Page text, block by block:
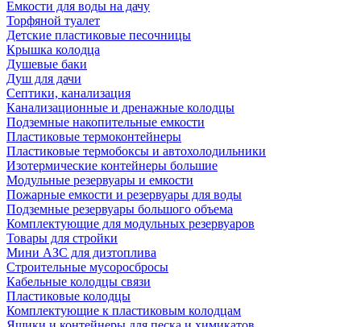
Емкости для воды на дачу
Торфяной туалет
Детские пластиковые песочницы
Крышка колодца
Душевые баки
Душ для дачи
Септики, канализация
Канализационные и дренажные колодцы
Подземные накопительные емкости
Пластиковые термоконтейнеры
Пластиковые термобоксы и автохолодильники
Изотермические контейнеры большие
Модульные резервуары и емкости
Пожарные емкости и резервуары для воды
Подземные резервуары большого объема
Комплектующие для модульных резервуаров
Товары для стройки
Мини АЗС для дизтоплива
Строительные мусоросбросы
Кабельные колодцы связи
Пластиковые колодцы
Комплектующие к пластиковым колодцам